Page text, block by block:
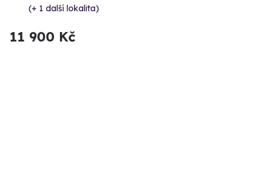
(+ 1 další lokalita)
11 900 Kč